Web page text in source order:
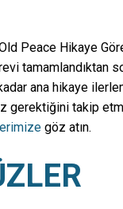
Peace Hikaye
tamamlandıktan
ana hikaye
gerektiğini takip
göz atın.